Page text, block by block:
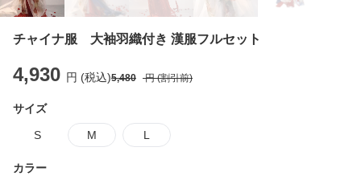
チャイナ服 大袖羽織付き 漢服フルセット
4,930 円 (税込)5,480 円 (割引前)
サイズ
S M L
カラー